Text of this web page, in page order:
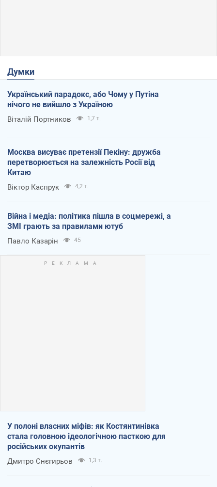
Думки
Український парадокс, або Чому у Путіна
нічого не вийшло з Україною
Віталій Портников 1,7 т.
Москва висуває претензії Пекіну: дружба
перетворюється на залежність Росії від
Китаю
Віктор Каспрук 4,2 т.
Війна і медіа: політика пішла в соцмережі, а
ЗМІ грають за правилами ютуб
Павло Казарін 45
У полоні власних міфів: як Костянтинівка
стала головною ідеологічною пасткою для
російських окупантів
Дмитро Снєгирьов 1,3 т.